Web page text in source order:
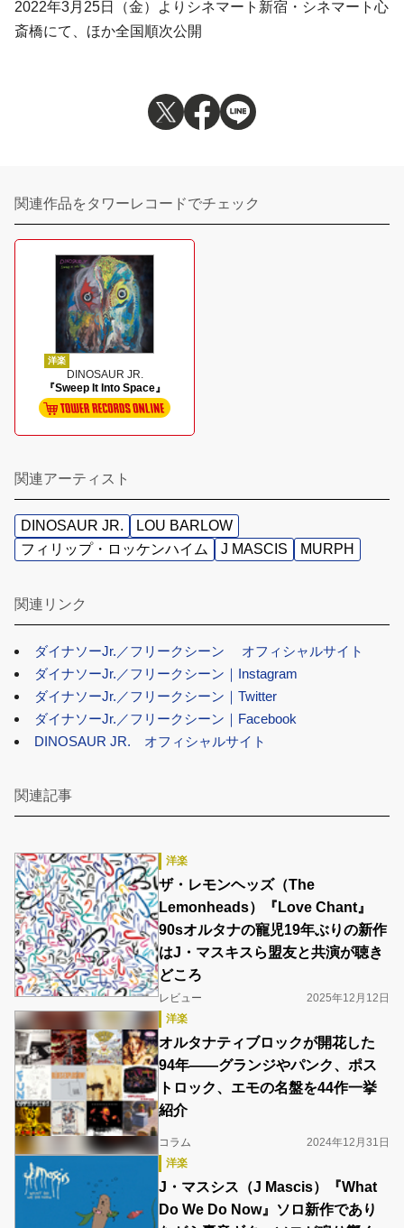
2022年3月25日（金）よりシネマート新宿・シネマート心
斎橋にて、ほか全国順次公開
関連作品をタワーレコードでチェック
洋楽
DINOSAUR JR.
『Sweep It Into Space』
関連アーティスト
DINOSAUR JR.
LOU BARLOW
フィリップ・ロッケンハイム
J MASCIS MURPH
関連リンク
ダイナソーJr.／フリークシーン オフィシャルサイト
ダイナソーJr.／フリークシーン｜Instagram
ダイナソーJr.／フリークシーン｜Twitter
ダイナソーJr.／フリークシーン｜Facebook
DINOSAUR JR. オフィシャルサイト
関連記事
洋楽
ザ・レモンヘッズ（The
Lemonheads）『Love Chant』
90sオルタナの寵児19年ぶりの新作
はJ・マスキスら盟友と共演が聴き
どころ
レビュー
2025年12月12日
洋楽
オルタナティブロックが開花した
94年――グランジやパンク、ポス
トロック、エモの名盤を44作一挙
紹介
コラム
2024年12月31日
洋楽
J・マスシス（J Mascis）『What
Do We Do Now』ソロ新作であり